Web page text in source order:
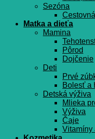
Sezóna
Matka a dieťa
Mamina
Pôrod
Dojčenie
Deti
Prvé
Bolesť a
Detská výživa
Mlieka
Výživa
Čaje
Vitamíny